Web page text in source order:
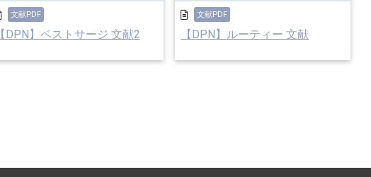
文献PDF
【DPN】ベストサージ 文献2
文献PDF
【DPN】ルーティー 文献